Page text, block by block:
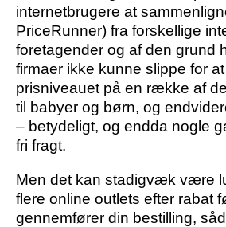
internetbrugere at
PriceRunner) fra forskellige
foretagender og af den grund
firmaer ikke kunne slippe for
prisniveauet på en række af
til babyer og børn, og
– betydeligt, og endda nogle
fri fragt.
Men det kan stadigvæk være
flere online outlets efter rabat
gennemfører din bestilling,